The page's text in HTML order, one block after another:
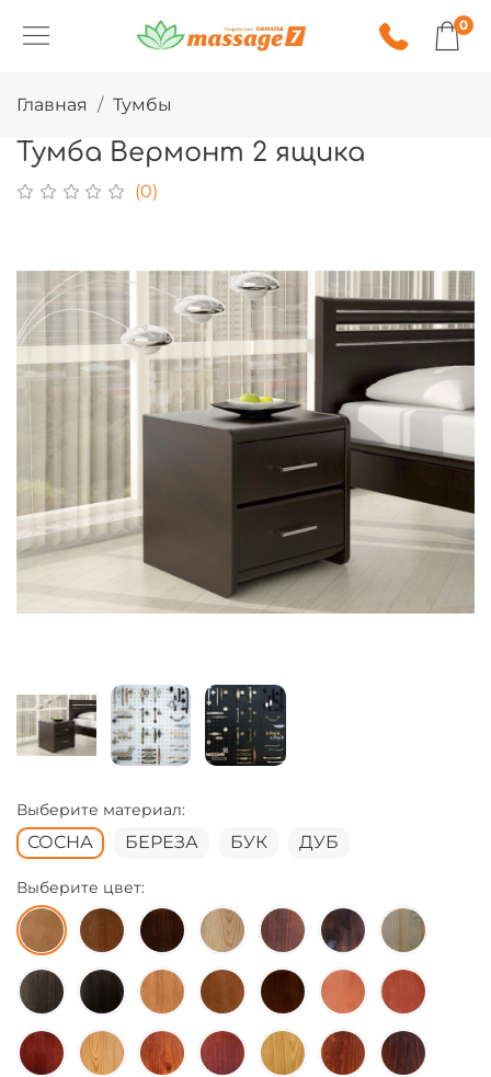
0
Главная Тумбы
Тумба Вермонт 2 ящика
(0)
Выберите материал:
СОСНА БЕРЕЗА БУК ДУБ
Выберите цвет: